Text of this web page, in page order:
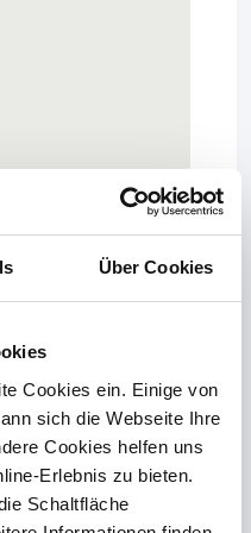
Über Cookies
Cookies ein. Einige von
sich die Webseite Ihre
Cookies helfen uns
Erlebnis zu bieten.
Schaltfläche
Belag,
nennt die Tierärztin
Die
frustrierend, denn